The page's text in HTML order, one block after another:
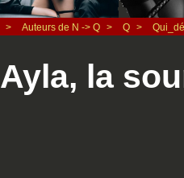
> Auteurs de N -> Q > Q >
Ayla, la